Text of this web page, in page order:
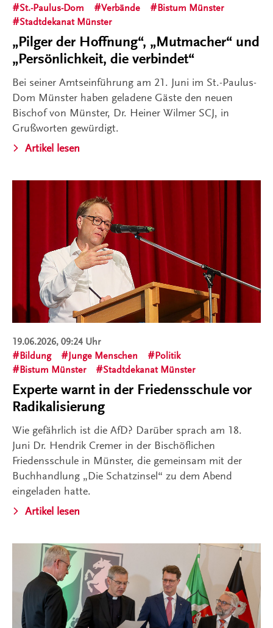
St.-Paulus-Dom
Verbände
Bistum Münster
Stadtdekanat Münster
„Pilger der Hoffnung“, „Mutmacher“ und
„Persönlichkeit, die verbindet“
Bei seiner Amtseinführung am 21. Juni im St.-Paulus-
Dom Münster haben geladene Gäste den neuen
Bischof von Münster, Dr. Heiner Wilmer SCJ, in
Grußworten gewürdigt.
Artikel lesen
19.06.2026, 09:24 Uhr
Bildung
Junge Menschen
Politik
Bistum Münster
Stadtdekanat Münster
Experte warnt in der Friedensschule vor
Radikalisierung
Wie gefährlich ist die AfD? Darüber sprach am 18.
Juni Dr. Hendrik Cremer in der Bischöflichen
Friedensschule in Münster, die gemeinsam mit der
Buchhandlung „Die Schatzinsel“ zu dem Abend
eingeladen hatte.
Artikel lesen